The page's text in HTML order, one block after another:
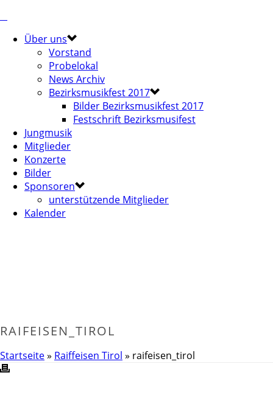
Über uns
Vorstand
Probelokal
News Archiv
Bezirksmusikfest 2017
Bilder Bezirksmusikfest 2017
Festschrift Bezirksmusifest
Jungmusik
Mitglieder
Konzerte
Bilder
Sponsoren
unterstützende Mitglieder
Kalender
RAIFEISEN_TIROL
Startseite» Raiffeisen Tirol » raifeisen_tirol